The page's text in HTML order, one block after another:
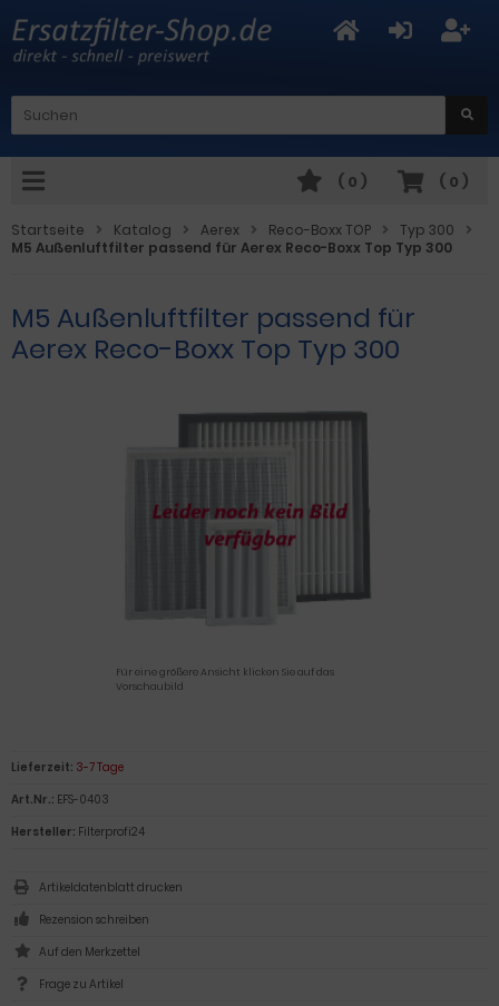
( 0 )
( 0 )
Startseite Katalog Aerex Reco-Boxx TOP
Typ 300
M5 Außenluftfilter passend für Aerex Reco-Boxx Top Typ 300
M5 Außenluftfilter passend für
Aerex Reco-Boxx Top Typ 300
Für eine größere Ansicht klicken Sie auf das
Vorschaubild
Lieferzeit: 3-7 Tage
Art.Nr.: EFS-0403
Hersteller: Filterprofi24
Artikeldatenblatt drucken
Rezension schreiben
Frage zu Artikel